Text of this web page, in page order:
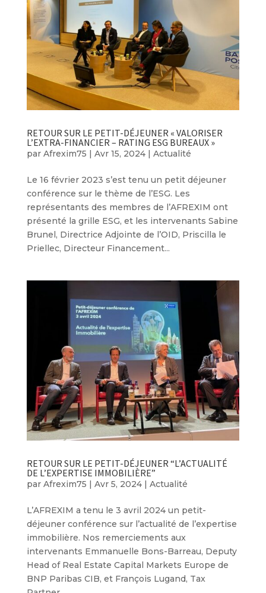
RETOUR SUR LE PETIT-DÉJEUNER « VALORISER
L’EXTRA-FINANCIER – RATING ESG BUREAUX »
par Afrexim75 | Avr 15, 2024| Actualité
Le 16 février 2023 s’est tenu un petit déjeuner
conférence sur le thème de l’ESG. Les
représentants des membres de l’AFREXIM ont
présenté la grille ESG, et les intervenants Sabine
Brunel, Directrice Adjointe de l’OID, Priscilla le
Priellec, Directeur Financement...
RETOUR SUR LE PETIT-DÉJEUNER “L’ACTUALITÉ
DE L’EXPERTISE IMMOBILIÈRE”
par Afrexim75 | Avr 5, 2024| Actualité
L’AFREXIM a tenu le 3 avril 2024 un petit-
déjeuner conférence sur l’actualité de l’expertise
immobilière. Nos remerciements aux
intervenants Emmanuelle Bons-Barreau, Deputy
Head of Real Estate Capital Markets Europe de
BNP Paribas CIB, et François Lugand, Tax